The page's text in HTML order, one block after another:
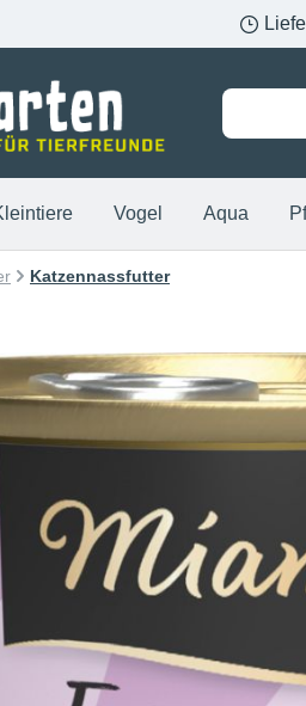
springen
Vogel Aqua
Katzennassfutter